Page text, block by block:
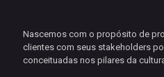
Nascemos com o propósito de
clientes com seus stakeholders
conceituadas nos pilares da